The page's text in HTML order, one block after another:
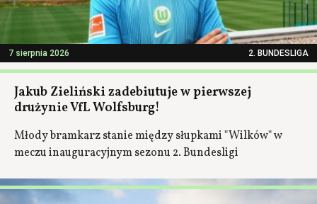
7 sierpnia 2026 2. BUNDESLIGA
Jakub Zieliński zadebiutuje w pierwszej
drużynie VfL Wolfsburg!
Młody bramkarz stanie między słupkami "Wilków" w
meczu inauguracyjnym sezonu 2. Bundesligi